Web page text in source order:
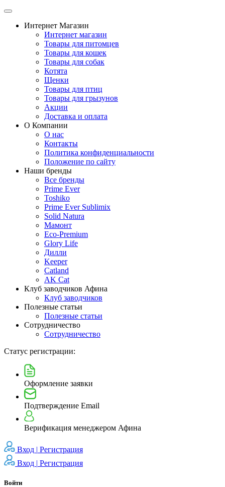
Интернет Магазин
Интернет магазин
Товары для питомцев
Товары для кошек
Товары для собак
Котята
Щенки
Товары для птиц
Товары для грызунов
Акции
Доставка и оплата
О Компании
О нас
Контакты
Политика конфиденциальности
Положение по сайту
Наши бренды
Все бренды
Prime Ever
Toshiko
Prime Ever Sublimix
Solid Natura
Мамонт
Eco-Premium
Glory Life
Дилли
Keeper
Catland
AK Cat
Клуб заводчиков Афина
Клуб заводчиков
Полезные статьи
Полезные статьи
Сотрудничество
Сотрудничество
Статус регистрации:
Оформление заявки
Подтверждение Email
Верификация менеджером Афина
Вход | Регистрация
Вход | Регистрация
Войти